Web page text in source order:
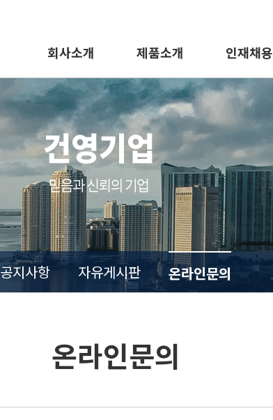
회사소개 제품소개 인재채용
공지사항 자유게시판 온라인문의
온라인문의